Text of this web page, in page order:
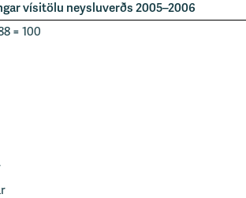
vísitölu neysluverðs 2005–2006
= 100